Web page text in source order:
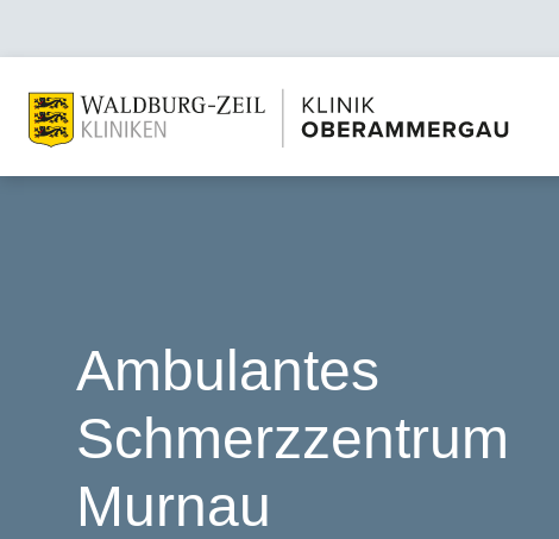
Ambulantes
Schmerzzentrum
Murnau